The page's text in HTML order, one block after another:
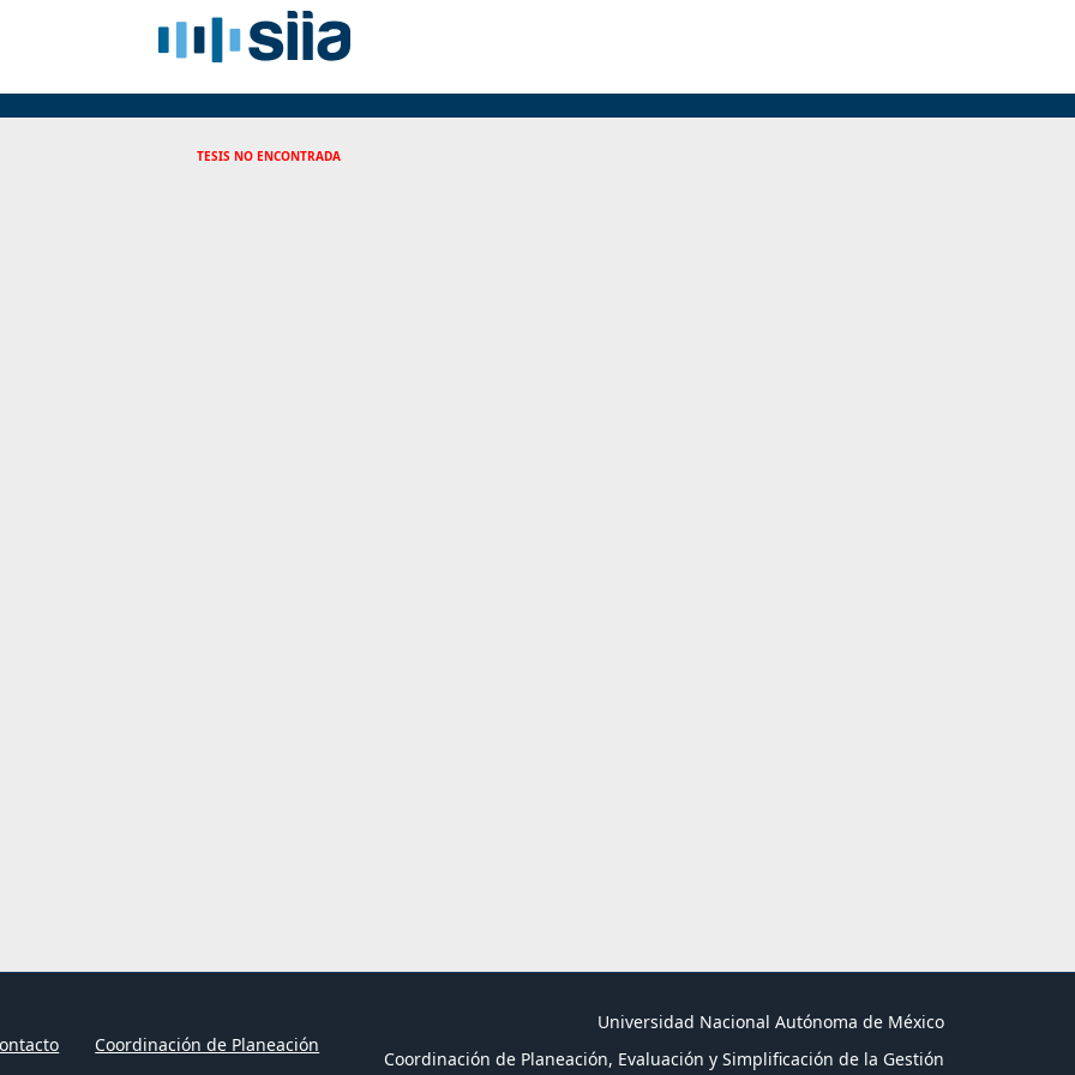
TESIS NO ENCONTRADA
Coordinación de Planeación
Universidad Nacional Autónoma de México
Coordinación de Planeación, Evaluación y Simplificación de la Gestión